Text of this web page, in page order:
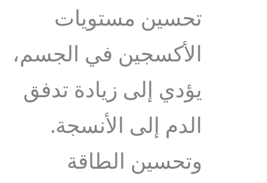
تحسين مستويات
الأكسجين في الجسم،
يؤدي إلى زيادة تدفق
الدم إلى الأنسجة.
وتحسين الطاقة